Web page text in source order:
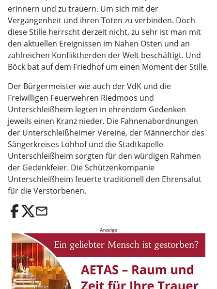
erinnern und zu trauern. Um sich mit der
Vergangenheit und ihren Toten zu verbinden. Doch
diese Stille herrscht derzeit nicht, zu sehr ist man mit
den aktuellen Ereignissen im Nahen Osten und an
zahlreichen Konfliktherden der Welt beschäftigt. Und
Böck bat auf dem Friedhof um einen Moment der Stille.
Der Bürgermeister wie auch der VdK und die
Freiwilligen Feuerwehren Riedmoos und
Unterschleißheim legten in ehrendem Gedenken
jeweils einen Kranz nieder. Die Fahnenabordnungen
der Unterschleißheimer Vereine, der Männerchor des
Sängerkreises Lohhof und die Stadtkapelle
Unterschleißheim sorgten für den würdigen Rahmen
der Gedenkfeier. Die Schützenkompanie
Unterschleißheim feuerte traditionell den Ehrensalut
für die Verstorbenen.
email